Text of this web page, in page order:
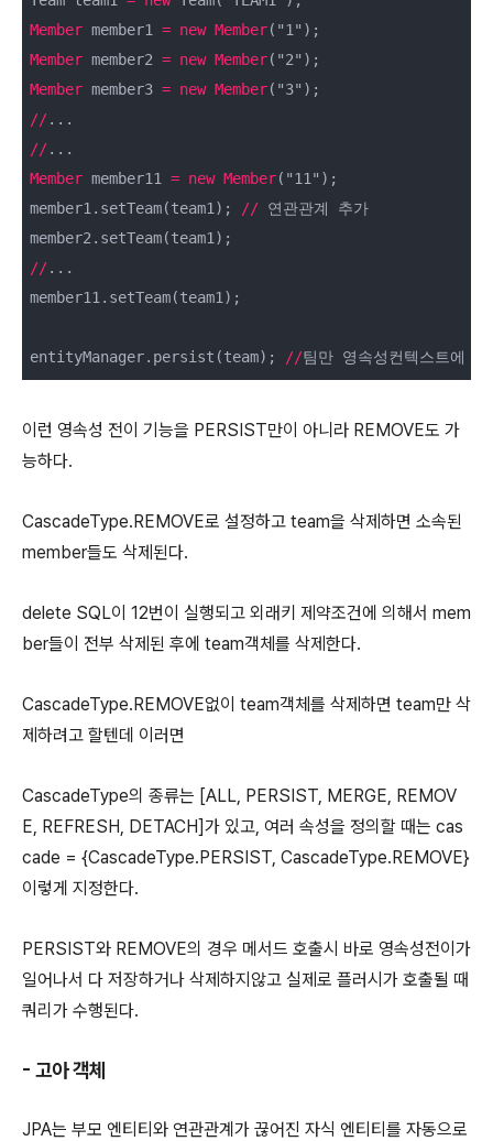
Member member1 = new Member
Member member2 = new Member
Member member3 = new Member
//
//
Member member11 = new Member("11");
member1.setTeam(team1);
// 연관관계 추가
//...
member11.setTeam(team1);
entityManager.persist(team); //팀만 영속성컨텍스트에
이런 영속성 전이 기능을 PERSIST만이 아니라 REMOVE도 가
능하다.
CascadeType.REMOVE로 설정하고 team을 삭제하면 소속된
member들도 삭제된다.
delete SQL이 12번이 실행되고 외래키 제약조건에 의해서 mem
ber들이 전부 삭제된 후에 team객체를 삭제한다.
CascadeType.REMOVE없이 team객체를 삭제하면 team만 삭
제하려고 할텐데 이러면
CascadeType의 종류는 [ALL, PERSIST, MERGE, REMOV
E, REFRESH, DETACH]가 있고, 여러 속성을 정의할 때는 cas
cade = {CascadeType.PERSIST, CascadeType.REMOVE}
이렇게 지정한다.
PERSIST와 REMOVE의 경우 메서드 호출시 바로 영속성전이가
일어나서 다 저장하거나 삭제하지않고 실제로 플러시가 호출될 때
쿼리가 수행된다.
- 고아 객체
JPA는 부모 엔티티와 연관관계가 끊어진 자식 엔티티를 자동으로